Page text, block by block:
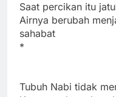
Saat percikan itu
Airnya berubah
sahabat
*
Tubuh Nabi tidak